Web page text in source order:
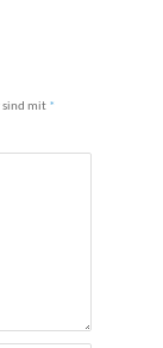
sind mit *